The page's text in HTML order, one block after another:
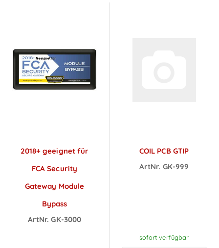
2018+ geeignet für
FCA Security
Gateway Module
Bypass
ArtNr. GK-3000
COIL PCB GTIP
ArtNr. GK-999
sofort verfügbar